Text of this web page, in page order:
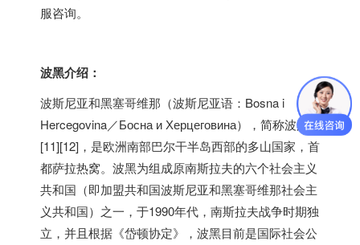
服咨询。
波黑介绍：
波斯尼亚和黑塞哥维那（波斯尼亚语：Bosna i
Hercegovina／Босна и Херцеговина），简称波黑
[11][12]，是欧洲南部巴尔干半岛西部的多山国家，首
都萨拉热窝。波黑为组成原南斯拉夫的六个社会主义
共和国（即加盟共和国波斯尼亚和黑塞哥维那社会主
义共和国）之一，于1990年代，南斯拉夫战争时期独
立，并且根据《岱顿协定》，波黑目前是国际社会公